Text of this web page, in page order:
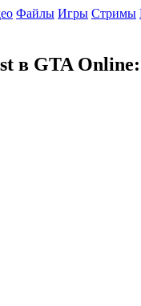
Файлы Игры Cтримы
в GTA